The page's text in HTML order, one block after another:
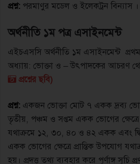
প্রশ্ন: পরমাণুর মডেল ও ইলেকট্রন বিন্যাস ।
অর্থনীতি ১ম পত্র এসাইনমেন্ট
এইচএসসি অর্থনীতি ১ম এসাইনমেন্ট প্রথম
অধ্যায়: ভোক্তা ও – উৎপাদকের আচরণ
প্রশ্নের ছবি)
প্রশ্ন: একজন ভোক্তা মােট ৭ একক দ্রব্য
তৃতীয়, পঞ্চম ও সপ্তম একক ভােগের
যথাক্রমে ১২, ৩০, ৪০ ও ৪২ একক এবং
একক ভােগের ক্ষেত্রে প্রান্তিক উপযােগ
হয়। প্রদত্ত তথ্য ব্যবহার করে পূর্ণাঙ্গ সূচি